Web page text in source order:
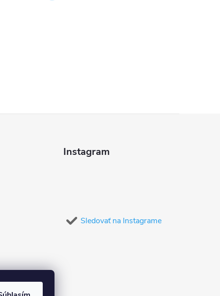
Instagram
Sledovať na Instagrame